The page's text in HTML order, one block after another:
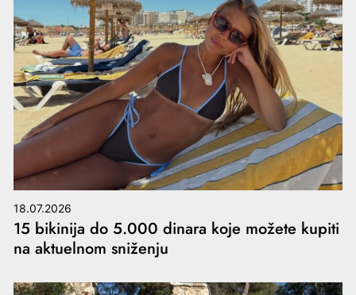
18.07.2026
15 bikinija do 5.000 dinara koje možete kupiti
na aktuelnom sniženju